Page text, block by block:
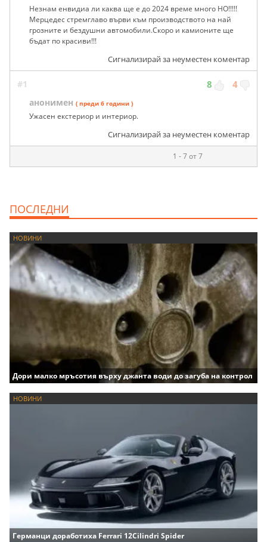
Незнам енвидиа ли каква ще е до 2024 време много НО!!!!!
Мерцедес стремглаво върви към производството на най
грозните и бездушни автомобили.Скоро и камионите ще
бъдат по красиви!!!
Сигнализирай за неуместен коментар
#1 8 4
анонимен ( преди 6 години )
Ужасен екстериор и интериор.
Сигнализирай за неуместен коментар
1 - 7 от 7
ПОСЛЕДНИ
НОВИНИ
Дори малко мръсотия върху джанта води до загуба на контрол
НОВИНИ
Германци доработиха Ferrari 12Cilindri Spider